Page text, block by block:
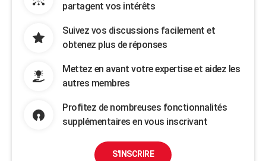
partagent vos intérêts
Suivez vos discussions facilement et
obtenez plus de réponses
Mettez en avant votre expertise et aidez les
autres membres
Profitez de nombreuses fonctionnalités
supplémentaires en vous inscrivant
S'INSCRIRE